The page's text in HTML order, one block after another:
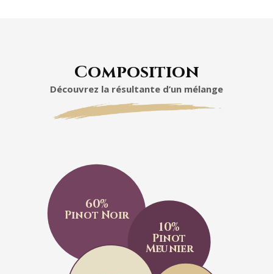
Composition
Découvrez la résultante d’un mélange
60%
Pinot Noir
10%
Pinot
Meunier